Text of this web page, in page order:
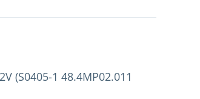
(S0405-1 48.4MP02.011